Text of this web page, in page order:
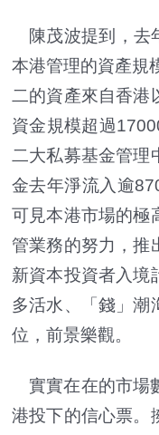
陳茂波提到，去
本港管理的資產規
二的資產來自香港
資金規模超過
二大私募基金管理
金去年淨流入逾
可見本港市場的極
管業務的努力，推
新資本投資者入境
多活水、「錢」潮
位，前景樂觀。
實實在在的市場
港投下的信心票。